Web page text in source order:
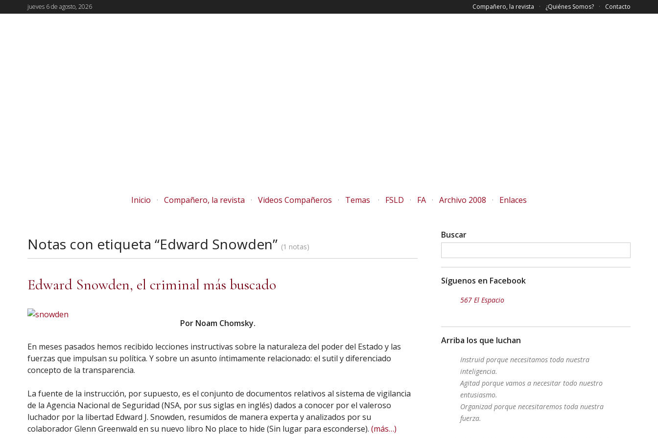
jueves 6 de agosto, 2026 Compañero, la revista ¿Quiénes Somos? Contacto
Inicio Compañero, la revista Videos Compañeros Temas FSLD FA Archivo 2008 Enlaces
Notas con etiqueta “Edward Snowden” 1 notas
Edward Snowden, el criminal más buscado
Por Noam Chomsky.
En meses pasados hemos recibido lecciones instructivas sobre la naturaleza del poder del Estado y las
fuerzas que impulsan su política. Y sobre un asunto íntimamente relacionado: el sutil y diferenciado
concepto de la transparencia.
La fuente de la instrucción, por supuesto, es el conjunto de documentos relativos al sistema de vigilancia
de la Agencia Nacional de Seguridad (NSA, por sus siglas en inglés) dados a conocer por el valeroso
luchador por la libertad Edward J. Snowden, resumidos de manera experta y analizados por su
colaborador Glenn Greenwald en su nuevo libro No place to hide (Sin lugar para esconderse). (más…)
Buscar
Síguenos en Facebook
567 El Espacio
Arriba los que luchan
Instruid porque necesitamos toda nuestra
inteligencia.
Agitad porque vamos a necesitar todo nuestro
entusiasmo.
Organizad porque necesitaremos toda nuestra
fuerza.